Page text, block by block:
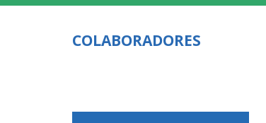
COLABORADORES